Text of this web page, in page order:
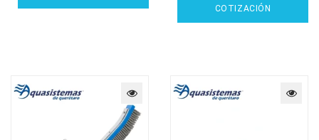
COTIZACIÓN